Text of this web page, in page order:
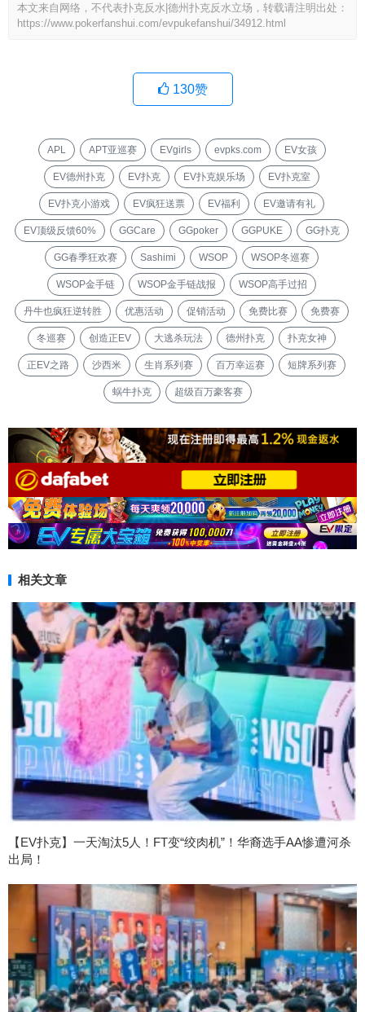
本文来自网络，不代表扑克反水|德州扑克反水立场，转载请注明出处：
https://www.pokerfanshui.com/evpukefanshui/34912.html
130赞
APL APT亚巡赛 EVgirls evpks.com EV女孩
EV德州扑克 EV扑克 EV扑克娱乐场 EV扑克室
EV扑克小游戏 EV疯狂送票 EV福利 EV邀请有礼
EV顶级反馈60% GGCare GGpoker GGPUKE GG扑克
GG春季狂欢赛 Sashimi WSOP WSOP冬巡赛
WSOP金手链 WSOP金手链战报 WSOP高手过招
丹牛也疯狂逆转胜 优惠活动 促销活动 免费比赛 免费赛
冬巡赛 创造正EV 大逃杀玩法 德州扑克 扑克女神
正EV之路 沙西米 生肖系列赛 百万幸运赛 短牌系列赛
蜗牛扑克 超级百万豪客赛
相关文章
【EV扑克】一天淘汰5人！FT变“绞肉机”！华裔选手AA惨遭河杀
出局！